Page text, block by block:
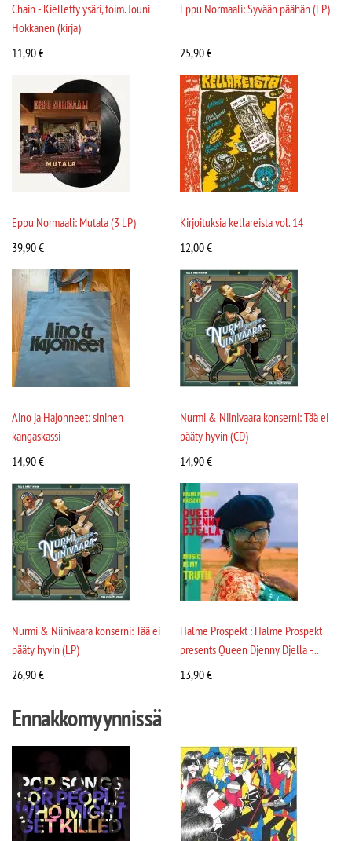
Chain - Kielletty ysäri, toim. Jouni
Hokkanen (kirja)
11,90€
Eppu Normaali: Syvään päähän (LP)
25,90€
Eppu Normaali: Mutala (3 LP)
39,90€
Kirjoituksia kellareista vol. 14
12,00€
Aino ja Hajonneet: sininen
kangaskassi
14,90€
Nurmi & Niinivaara konserni: Tää ei
pääty hyvin (CD)
14,90€
Nurmi & Niinivaara konserni: Tää ei
pääty hyvin (LP)
26,90€
Halme Prospekt : Halme Prospekt
presents Queen Djenny Djella -...
13,90€
Ennakkomyynnissä